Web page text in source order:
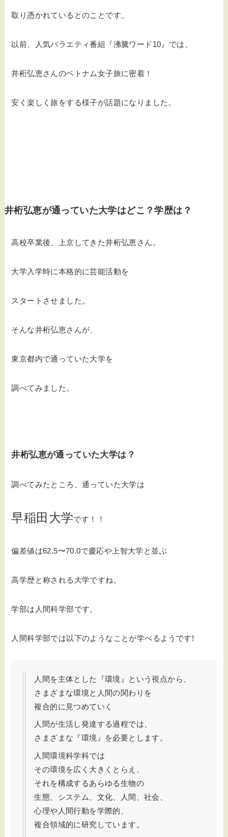
取り憑かれているとのことです。
以前、人気バラエティ番組『沸騰ワード10』では、
井桁弘恵さんのベトナム女子旅に密着！
安く楽しく旅をする様子が話題になりました。
井桁弘恵が通っていた大学はどこ？学歴は？
高校卒業後、上京してきた井桁弘恵さん。
大学入学時に本格的に芸能活動を
スタートさせました。
そんな井桁弘恵さんが、
東京都内で通っていた大学を
調べてみました。
井桁弘恵が通っていた大学は？
調べてみたところ、通っていた大学は
早稲田大学です！！
偏差値は62.5〜70.0で慶応や上智大学と並ぶ
高学歴と称される大学ですね。
学部は人間科学部です。
人間科学部では以下のようなことが学べるようです!
人間を主体とした『環境』という視点から、
さまざまな環境と人間の関わりを
複合的に見つめていく
人間が生活し発達する過程では、
さまざまな『環境』を必要とします。
人間環境科学科では
その環境を広く大きくとらえ、
それを構成するあらゆる生物の
生態、システム、文化、人間、社会、
心理や人間行動を学際的、
複合領域的に研究しています。